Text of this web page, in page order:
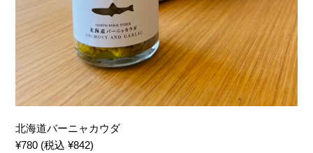
北海道バーニャカウダ
¥780 (税込 ¥842)